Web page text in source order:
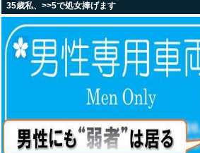
35歳私、>>5で処女捧げます